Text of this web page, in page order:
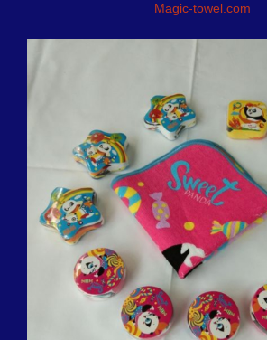
Magic-towel.com